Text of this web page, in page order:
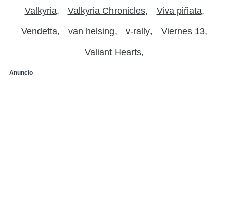
Valkyria Valkyria Chronicles Viva piñata
Vendetta van helsing v-rally Viernes 13
Valiant Hearts
Anuncio